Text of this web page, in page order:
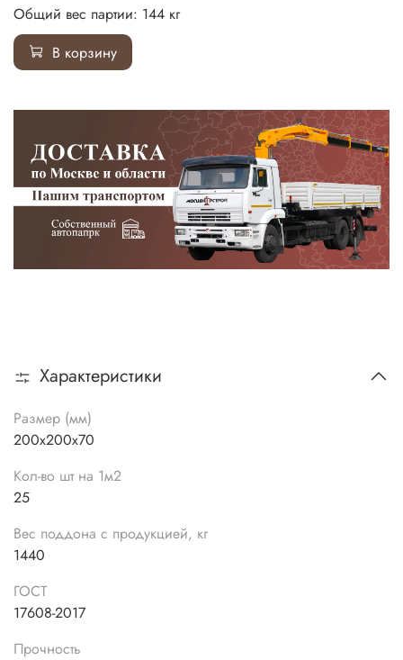
Общий вес партии: 144 кг
В корзину
Характеристики
Размер (мм)
200х200х70
Кол-во шт на 1м2
25
Вес поддона с продукцией, кг
1440
ГОСТ
17608-2017
Прочность